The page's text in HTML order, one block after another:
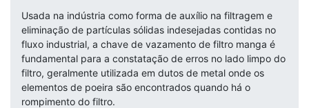
Usada na indústria como forma de auxílio na filtragem e
eliminação de partículas sólidas indesejadas contidas no
fluxo industrial, a chave de vazamento de filtro manga é
fundamental para a constatação de erros no lado limpo do
filtro, geralmente utilizada em dutos de metal onde os
elementos de poeira são encontrados quando há o
rompimento do filtro.